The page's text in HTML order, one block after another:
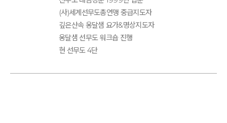
(사)세계선무도총연맹 중급지도자
깊은산속 옹달샘 요가&명상지도자
옹달샘 선무도 워크숍 진행
현 선무도 4단